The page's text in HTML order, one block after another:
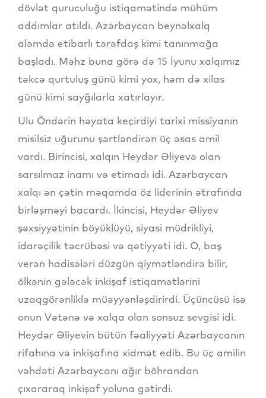
dövlət quruculuğu istiqamətində mühüm
addımlar atıldı. Azərbaycan beynəlxalq
aləmdə etibarlı tərəfdaş kimi tanınmağa
başladı. Məhz buna görə də 15 İyunu xalqımız
təkcə qurtuluş günü kimi yox, həm də xilas
günü kimi sayğılarla xatırlayır.
Ulu Öndərin həyata keçirdiyi tarixi missiyanın
misilsiz uğurunu şərtləndirən üç əsas amil
vardı. Birincisi, xalqın Heydər Əliyevə olan
sarsılmaz inamı və etimadı idi. Azərbaycan
xalqı ən çətin məqamda öz liderinin ətrafında
birləşməyi bacardı. İkincisi, Heydər Əliyev
şəxsiyyətinin böyüklüyü, siyasi müdrikliyi,
idarəçilik təcrübəsi və qətiyyəti idi. O, baş
verən hadisələri düzgün qiymətləndirə bilir,
ölkənin gələcək inkişaf istiqamətlərini
uzaqgörənliklə müəyyənləşdirirdi. Üçüncüsü isə
onun Vətənə və xalqa olan sonsuz sevgisi idi.
Heydər Əliyevin bütün fəaliyyəti Azərbaycanın
rifahına və inkişafına xidmət edib. Bu üç amilin
vəhdəti Azərbaycanı ağır böhrandan
çıxararaq inkişaf yoluna gətirdi.